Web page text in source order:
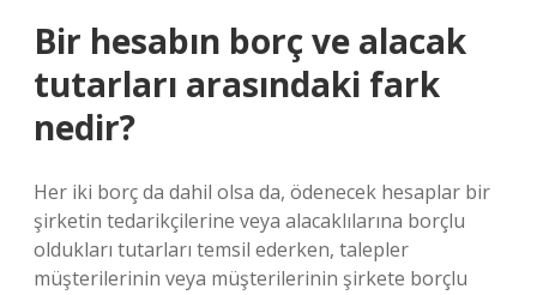
Bir hesabın borç ve alacak
tutarları arasındaki fark
nedir?
Her iki borç da dahil olsa da, ödenecek hesaplar bir
şirketin tedarikçilerine veya alacaklılarına borçlu
oldukları tutarları temsil ederken, talepler
müşterilerinin veya müşterilerinin şirkete borçlu